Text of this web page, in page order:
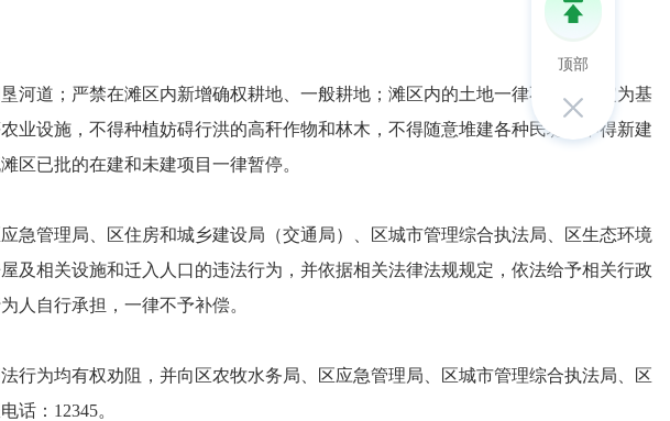
河道；严禁在滩区内新增确权耕地、一般耕地；滩区内的土地一律不得新划定为基
设施，不得种植妨碍行洪的高秆作物和林木，不得随意堆建各种民堤，不得新建
区已批的在建和未建项目一律暂停。
急管理局、区住房和城乡建设局（交通局）、区城市管理综合执法局、区生态环境
相关设施和迁入人口的违法行为，并依据相关法律法规规定，依法给予相关行政
人自行承担，一律不予补偿。
行为均有权劝阻，并向区农牧水务局、区应急管理局、区城市管理综合执法局、区
话：12345。
顶部